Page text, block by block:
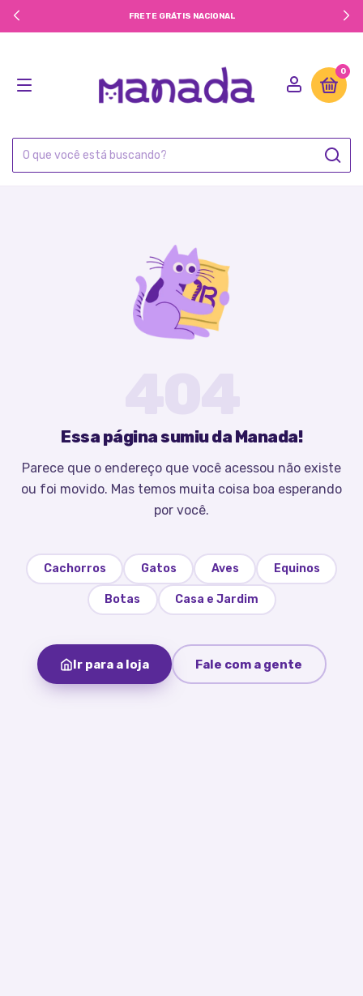
FRETE GRÁTIS NACIONAL
0
Essa página sumiu da Manada!
Parece que o endereço que você acessou não existe
ou foi movido. Mas temos muita coisa boa esperando
por você.
Cachorros Gatos Aves Equinos
Botas Casa e Jardim
Ir para a loja Fale com a gente